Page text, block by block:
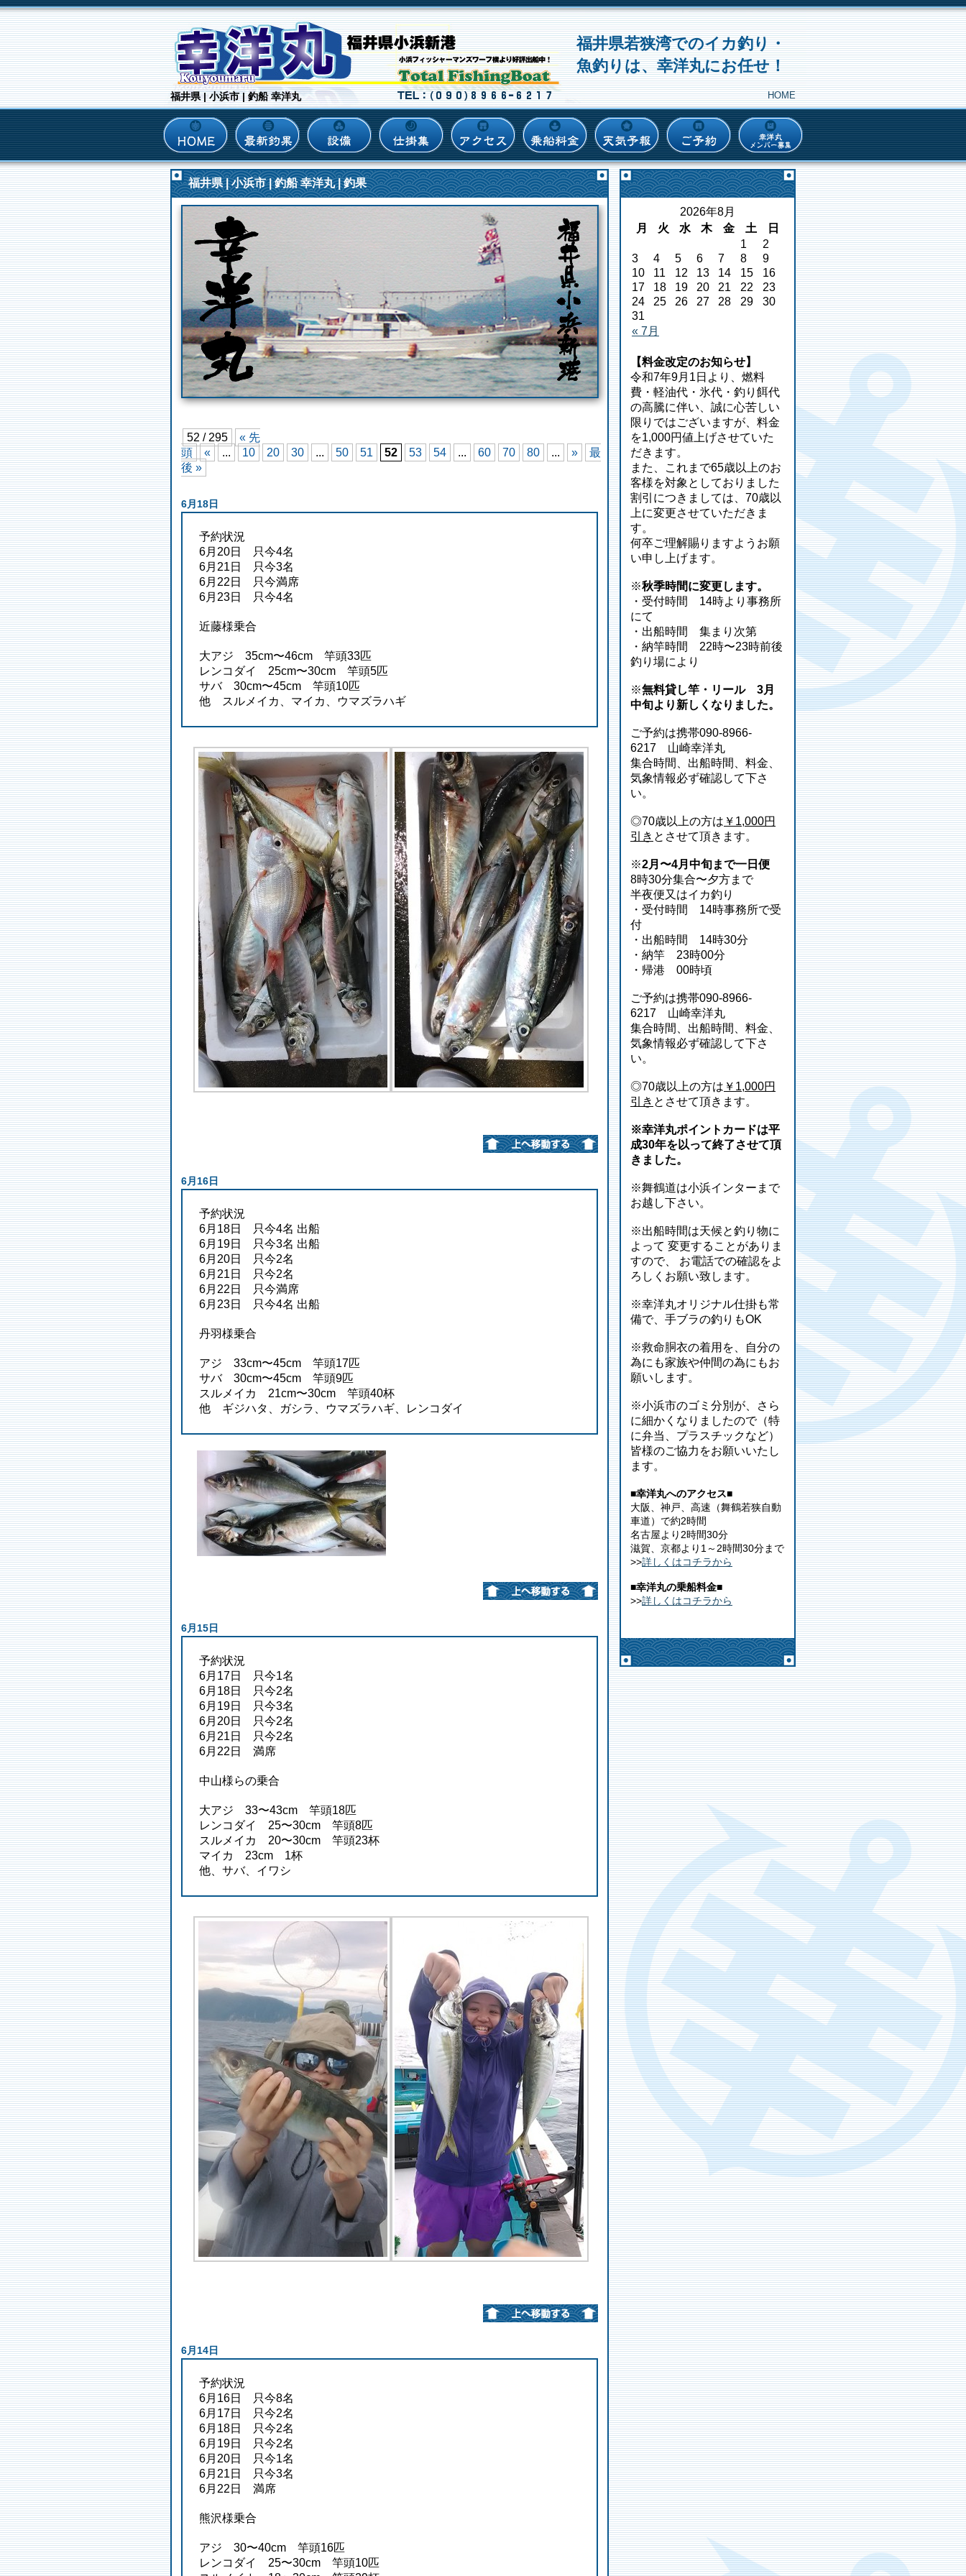
福井県 | 小浜市 | 釣船 幸洋丸
福井県若狭湾でのイカ釣り・
魚釣りは、幸洋丸にお任せ！
HOME
福井県 | 小浜市 | 釣船 幸洋丸 | 釣果
52 / 295
« 先
頭
« ... 10 20 30 ... 50 51 52 53 54 ... 60 70 80 ... »
最
後 »
6月18日
予約状況
6月20日 只今4名
6月21日 只今3名
6月22日 只今満席
6月23日 只今4名
近藤様乗合
大アジ 35cm〜46cm 竿頭33匹
レンコダイ 25cm〜30cm 竿頭5匹
サバ 30cm〜45cm 竿頭10匹
他 スルメイカ、マイカ、ウマズラハギ
6月16日
予約状況
6月18日 只今4名 出船
6月19日 只今3名 出船
6月20日 只今2名
6月21日 只今2名
6月22日 只今満席
6月23日 只今4名 出船
丹羽様乗合
アジ 33cm〜45cm 竿頭17匹
サバ 30cm〜45cm 竿頭9匹
スルメイカ 21cm〜30cm 竿頭40杯
他 ギジハタ、ガシラ、ウマズラハギ、レンコダイ
6月15日
予約状況
6月17日 只今1名
6月18日 只今2名
6月19日 只今3名
6月20日 只今2名
6月21日 只今2名
6月22日 満席
中山様らの乗合
大アジ 33〜43cm 竿頭18匹
レンコダイ 25〜30cm 竿頭8匹
スルメイカ 20〜30cm 竿頭23杯
マイカ 23cm 1杯
他、サバ、イワシ
6月14日
予約状況
6月16日 只今8名
6月17日 只今2名
6月18日 只今2名
6月19日 只今2名
6月20日 只今1名
6月21日 只今3名
6月22日 満席
熊沢様乗合
アジ 30〜40cm 竿頭16匹
レンコダイ 25〜30cm 竿頭10匹
2026年8月
月
火 水 木 金 土 日
« 7月
1
2
3
4 5 6 7 8
9
10
11 12 13 14 15
16
17
18 19 20 21 22
23
24
25 26 27 28 29
30
31
【料金改定のお知らせ】
令和7年9月1日より、燃料
費・軽油代・氷代・釣り餌代
の高騰に伴い、誠に心苦しい
限りではございますが、料金
を1,000円値上げさせていた
だきます。
また、これまで65歳以上のお
客様を対象としておりました
割引につきましては、70歳以
上に変更させていただきま
す。
何卒ご理解賜りますようお願
い申し上げます。
※秋季時間に変更します。
・受付時間 14時より事務所
にて
・出船時間 集まり次第
・納竿時間 22時〜23時前後
釣り場により
※無料貸し竿・リール 3月
中旬より新しくなりました。
ご予約は携帯090-8966-
6217 山崎幸洋丸
集合時間、出船時間、料金、
気象情報必ず確認して下さ
い。
◎70歳以上の方は ￥1,000円
引き とさせて頂きます。
※2月〜4月中旬まで一日便
8時30分集合〜夕方まで
半夜便又はイカ釣り
・受付時間 14時事務所で受
付
・出船時間 14時30分
・納竿 23時00分
・帰港 00時頃
ご予約は携帯090-8966-
6217 山崎幸洋丸
集合時間、出船時間、料金、
気象情報必ず確認して下さ
い。
◎70歳以上の方は ￥1,000円
引き とさせて頂きます。
※幸洋丸ポイントカードは平
成30年を以って終了させて頂
きました。
※舞鶴道は小浜インターまで
お越し下さい。
※出船時間は天候と釣り物に
よって 変更することがありま
すので、 お電話での確認をよ
ろしくお願い致します。
※幸洋丸オリジナル仕掛も常
備で、手ブラの釣りもOK
※救命胴衣の着用を、自分の
為にも家族や仲間の為にもお
願いします。
※小浜市のゴミ分別が、さら
に細かくなりましたので（特
に弁当、プラスチックなど）
皆様のご協力をお願いいたし
ます。
■幸洋丸へのアクセス■
大阪、神戸、高速（舞鶴若狭自動
車道）で約2時間
名古屋より2時間30分
滋賀、京都より1～2時間30分まで
>>詳しくはコチラから
■幸洋丸の乗船料金■
>>詳しくはコチラから